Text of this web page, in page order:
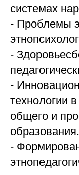
системах
- Проблемы
-
-
технологии
общего и
образования.
-